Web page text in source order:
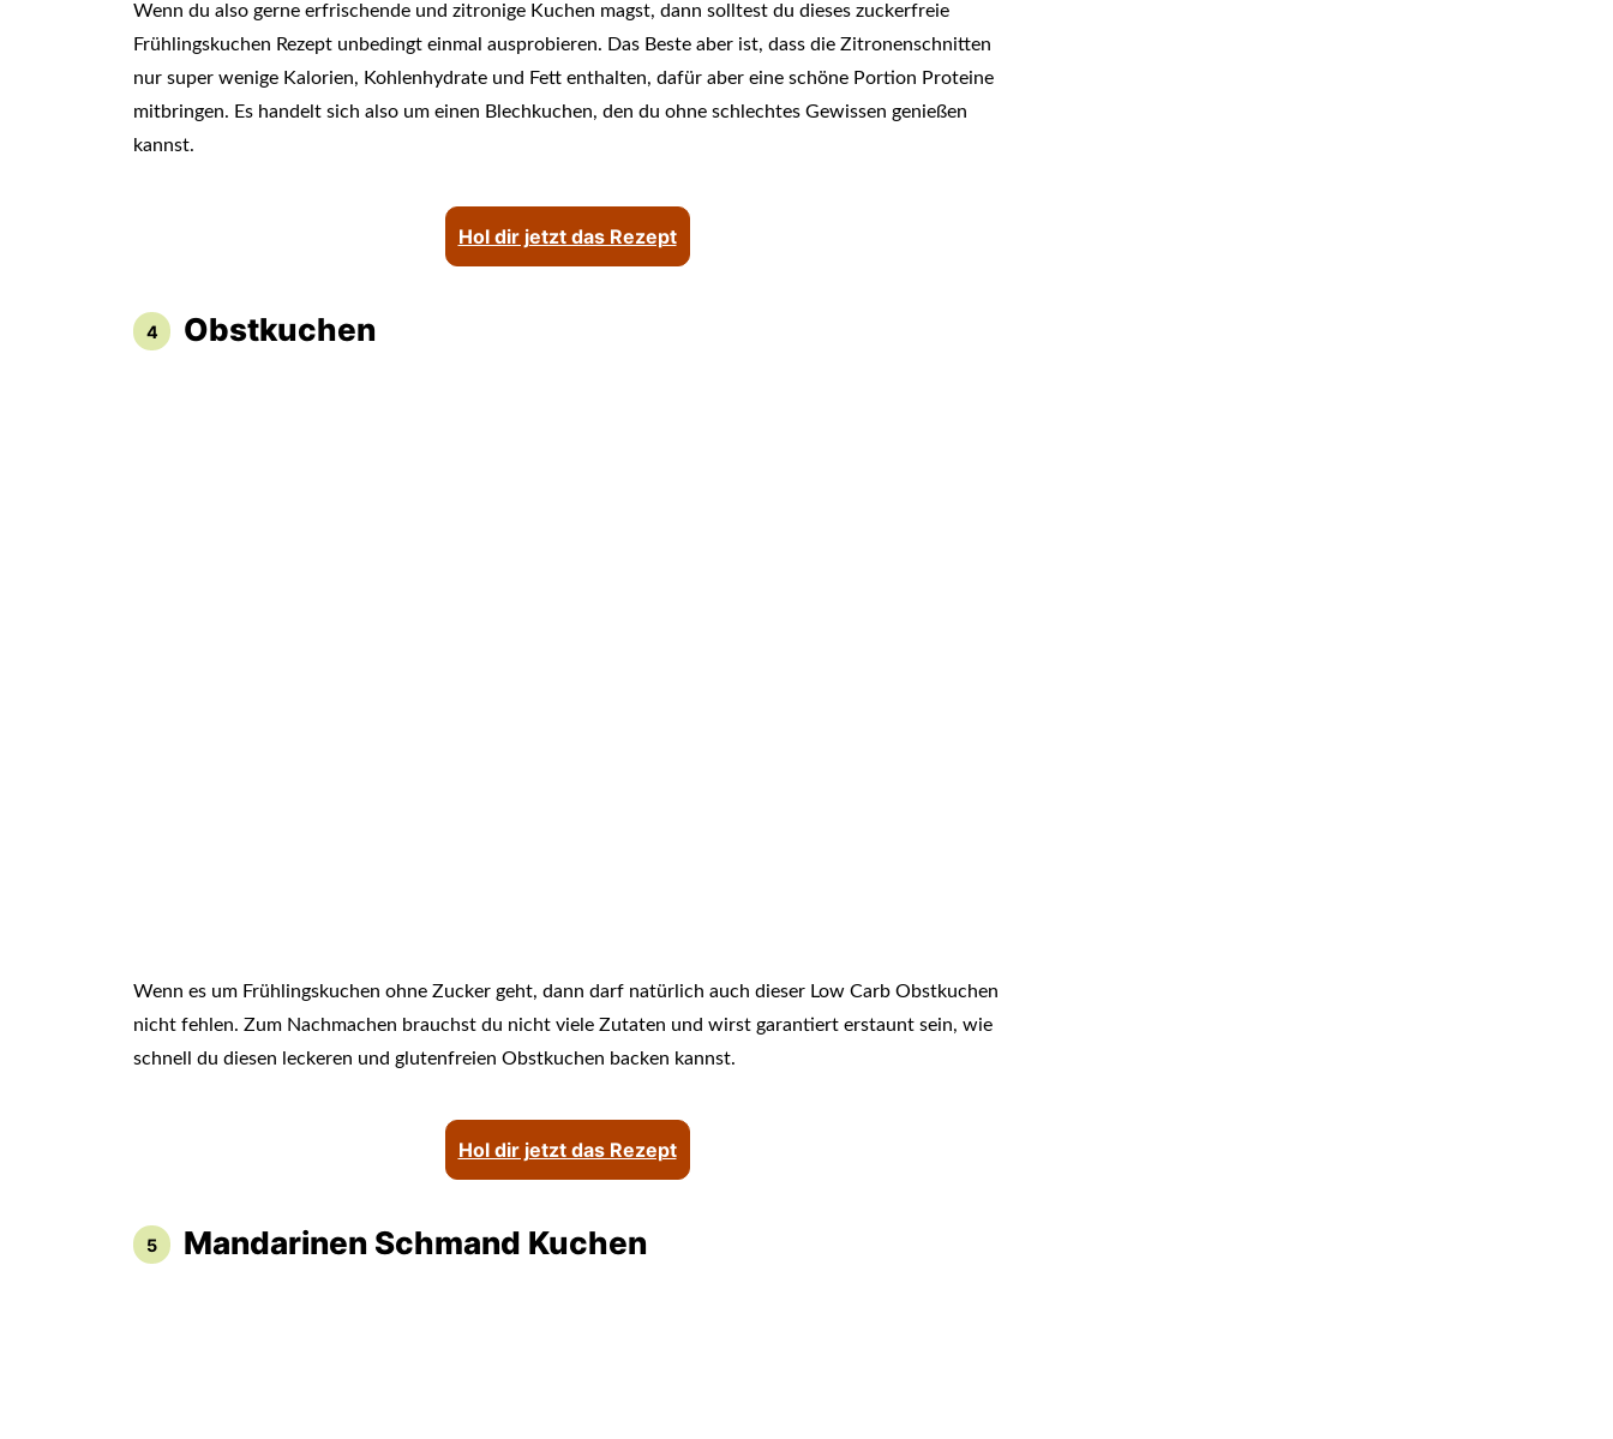
Wenn du also gerne erfrischende und zitronige Kuchen magst, dann solltest du dieses zuckerfreie
Frühlingskuchen Rezept unbedingt einmal ausprobieren. Das Beste aber ist, dass die Zitronenschnitten
nur super wenige Kalorien, Kohlenhydrate und Fett enthalten, dafür aber eine schöne Portion Proteine
mitbringen. Es handelt sich also um einen Blechkuchen, den du ohne schlechtes Gewissen genießen
kannst.
Hol dir jetzt das Rezept
Obstkuchen
Wenn es um Frühlingskuchen ohne Zucker geht, dann darf natürlich auch dieser Low Carb Obstkuchen
nicht fehlen. Zum Nachmachen brauchst du nicht viele Zutaten und wirst garantiert erstaunt sein, wie
schnell du diesen leckeren und glutenfreien Obstkuchen backen kannst.
Hol dir jetzt das Rezept
Mandarinen Schmand Kuchen